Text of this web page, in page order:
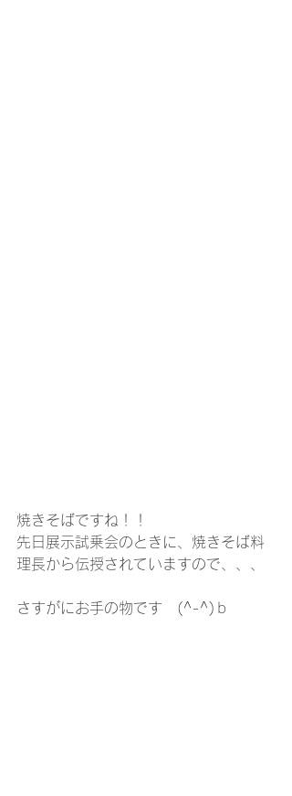
焼きそばですね！！
先日展示試乗会のときに、焼きそば料
理長から伝授されていますので、、、
さすがにお手の物です　(^-^)ｂ